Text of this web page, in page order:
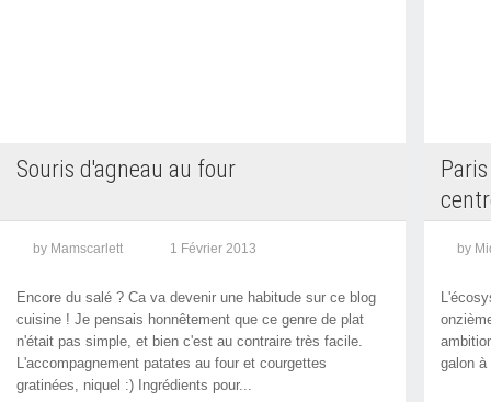
Souris d'agneau au four
by Mamscarlett 1 Février 2013
Encore du salé ? Ca va devenir une habitude sur ce blog
cuisine ! Je pensais honnêtement que ce genre de plat
n'était pas simple, et bien c'est au contraire très facile.
L'accompagnement patates au four et courgettes
gratinées, niquel :) Ingrédients pour...
by
galon à